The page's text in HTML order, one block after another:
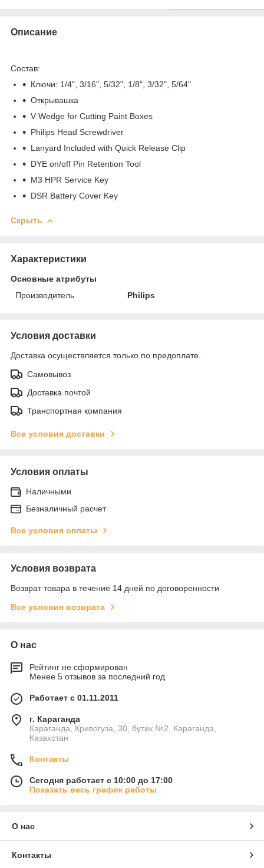
Описание
Состав:
Ключи: 1/4", 3/16", 5/32", 1/8", 3/32", 5/64"
Открывашка
V Wedge for Cutting Paint Boxes
Philips Head Screwdriver
Lanyard Included with Quick Release Clip
DYE on/off Pin Retention Tool
M3 HPR Service Key
DSR Battery Cover Key
Скрыть
Характеристики
Основные атрибуты
Производитель
Philips
Условия доставки
Доставка осуществляется только по предоплате.
Самовывоз
Доставка почтой
Транспортная компания
Все условия доставки
Условия оплаты
Наличными
Безналичный расчет
Все условия оплаты
Условия возврата
Возврат товара в течение 14 дней по договоренности
Все условия возврата
О нас
Рейтинг не сформирован
Менее 5 отзывов за последний год
Работает с 01.11.2011
г. Караганда
Караганда, Кривогуза, 30, бутик №2, Караганда,
Казахстан
Контакты
Сегодня работает с 10:00 до 17:00
Показать весь график работы
О нас
Контакты